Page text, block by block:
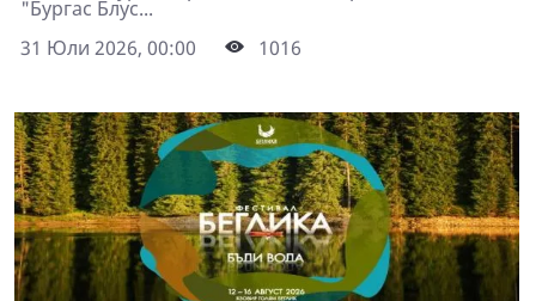
"Бургас Блус...
31 Юли 2026, 00:00
1016